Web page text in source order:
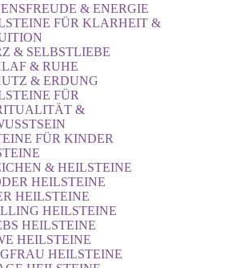
& ENERGIE
FÜR KLARHEIT &
& SELBSTLIEBE
& RUHE
& ERDUNG
FÜR
&
FÜR KINDER
& HEILSTEINE
HEILSTEINE
HEILSTEINE
HEILSTEINE
HEILSTEINE
HEILSTEINE
HEILSTEINE